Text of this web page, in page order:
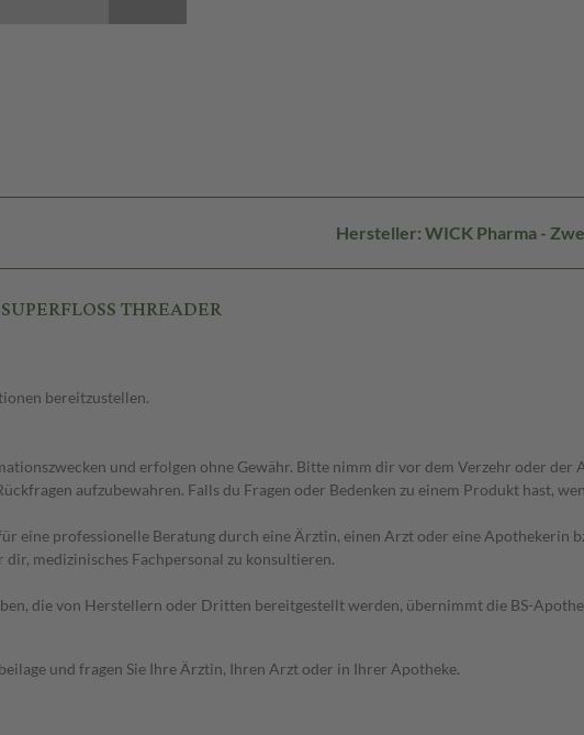
Hersteller: WICK Pharma -
THREADER
bereitzustellen.
und erfolgen ohne Gewähr. Bitte nimm dir vor dem Verzehr oder
aufzubewahren. Falls du Fragen oder Bedenken zu einem Produkt hast,
eine professionelle Beratung durch eine Ärztin, einen Arzt oder eine Apothekerin
medizinisches Fachpersonal zu konsultieren.
die von Herstellern oder Dritten bereitgestellt werden, übernimmt die BS-
und fragen Sie Ihre Ärztin, Ihren Arzt oder in Ihrer Apotheke.